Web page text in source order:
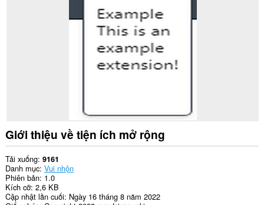
Giới thiệu về tiện ích mở rộng
Tải xuống 9161
Danh mục Vui nhộn
Phiên bản 1.0
Kích cỡ 2,6 KB
Cập nhật lần cuối Ngày 16 tháng 8 năm 2022